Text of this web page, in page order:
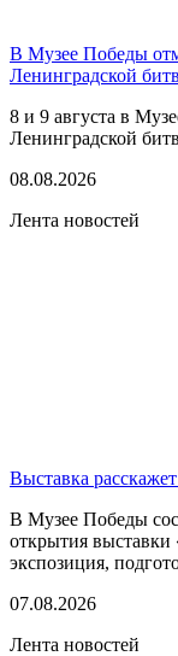
В Музее Победы
Ленинградской
8 и 9 августа в
Ленинградской
08.08.2026
Лента новостей
Выставка
В Музее Победы
открытия
экспозиция,
07.08.2026
Лента новостей